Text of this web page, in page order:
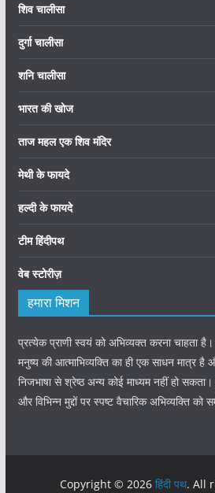
शिव चालीसा
दुर्गा चालीसा
शनि चालीसा
भारत की खोज
ताज महल एक शिव मंदिर
मेथी के फायदे
हल्दी के फायदे
टीम हिंदीपथ
वेब स्टोरीज़
हमारा मिशन
प्रत्येक प्राणी स्वयं को अभिव्यक्त करना चाहता
मनुष्य की आत्माभिव्यक्ति का ही एक साधन मात्र है
निजभाषा से श्रेष्ठ अन्य कोई माध्यम नहीं हो
और विभिन्न मुद्दों पर स्पष्ट वैचारिक अभिव्यक्ति को
Copyright © 2026 हिंदी पथ. All